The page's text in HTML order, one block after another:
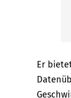
Er